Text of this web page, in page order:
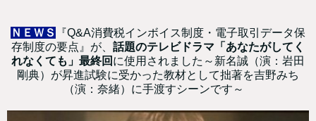
ＮＥＷＳ
『Q&A消費税インボイス制度・電子取引データ保
存制度の要点』が、 話題のテレビドラマ「あなたがしてく
れなくても」最終回 に使用されました～新名誠（演：岩田
剛典）が昇進試験に受かった教材として拙著を吉野みち
（演：奈緒）に手渡すシーンです～